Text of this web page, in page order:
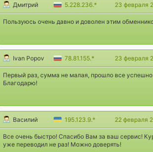
Дмитрий 5.228.236.* 23 февраля
Пользуюсь очень давно и доволен этим
Ivan Popov 78.81.155.* 23 февраля
Первый раз, сумма не малая, прошло все
Благодарю!
Василий 195.123.9.* 22 февраля
Все очень быстро! Спасибо Вам за ваш сервис!
уже переводил не раз! Можно доверять!